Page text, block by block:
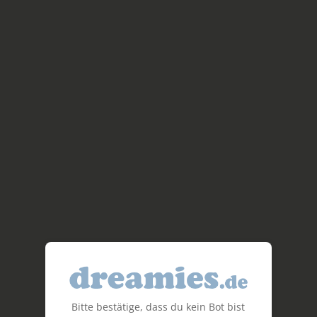
Bitte bestätige, dass du kein Bot bist